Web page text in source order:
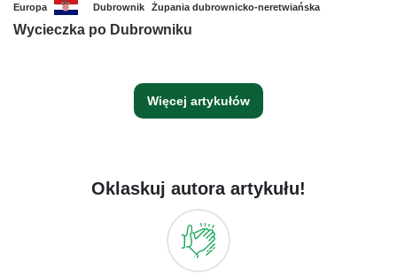
Europa Dubrownik Żupania dubrownicko-neretwiańska
Wycieczka po Dubrowniku
Więcej artykułów
Oklaskuj autora artykułu!